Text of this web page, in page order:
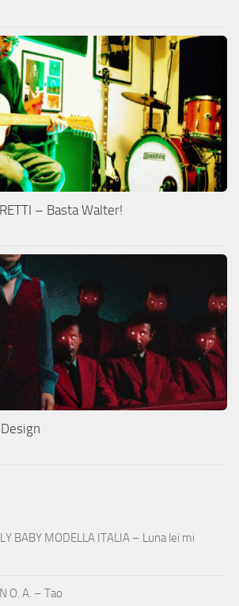
– Basta Walter!
BABY MODELLA ITALIA – Luna lei mi
O. A. – Tao